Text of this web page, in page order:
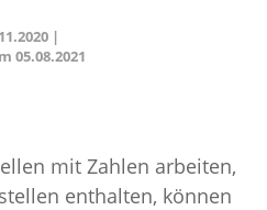
|
05.08.2021
mit Zahlen arbeiten,
enthalten, können